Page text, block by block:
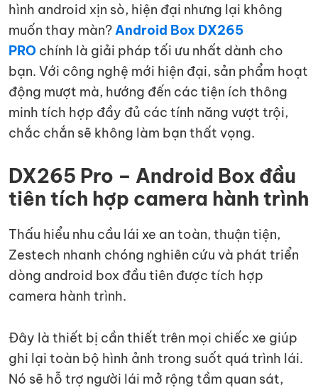
hình android xịn sò, hiện đại nhưng lại không
muốn thay màn?Android Box DX265
PRO chính là giải pháp tối ưu nhất dành cho
bạn. Với công nghệ mới hiện đại, sản phẩm hoạt
động mượt mà, hướng đến các tiện ích thông
minh tích hợp đầy đủ các tính năng vượt trội,
chắc chắn sẽ không làm bạn thất vọng.
DX265 Pro – Android Box đầu
tiên tích hợp camera hành trình
Thấu hiểu nhu cầu lái xe an toàn, thuận tiện,
Zestech nhanh chóng nghiên cứu và phát triển
dòng android box đầu tiên được tích hợp
camera hành trình.
Đây là thiết bị cần thiết trên mọi chiếc xe giúp
ghi lại toàn bộ hình ảnh trong suốt quá trình lái.
Nó sẽ hỗ trợ người lái mở rộng tầm quan sát,